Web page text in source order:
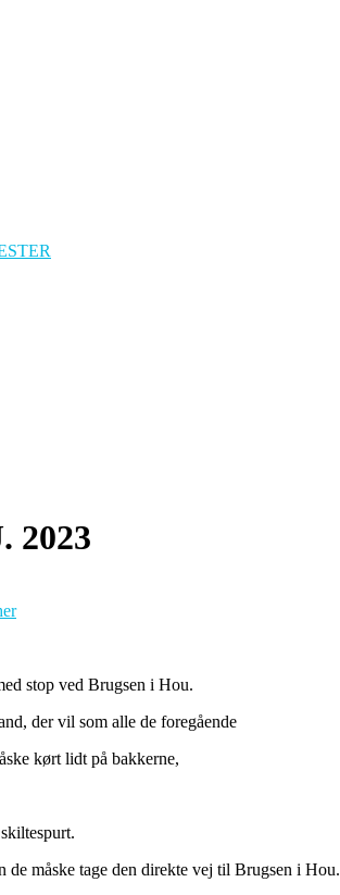
2023
stop ved Brugsen i Hou.
der vil som alle de foregående
kørt lidt på bakkerne,
måske tage den direkte vej til Brugsen i Hou.